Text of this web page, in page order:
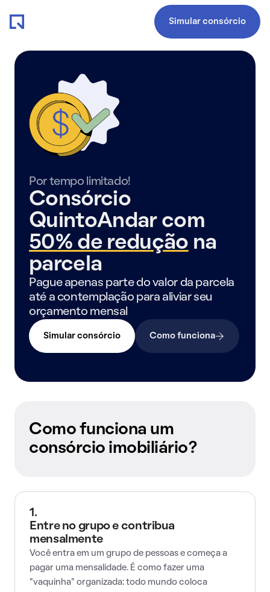
Simular consórcio
Por tempo limitado!
Consórcio
QuintoAndar com
50% de redução na
parcela
Pague apenas parte do valor da parcela
até a contemplação para aliviar seu
orçamento mensal
Simular consórcio Como funciona
Como funciona um
consórcio imobiliário?
1.
Entre no grupo e contribua
mensalmente
Você entra em um grupo de pessoas e começa a
pagar uma mensalidade. É como fazer uma
"vaquinha" organizada: todo mundo coloca